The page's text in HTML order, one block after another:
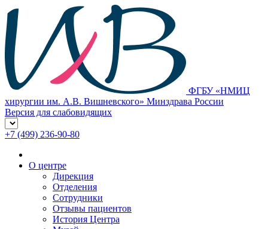
ФГБУ «НМИЦ
хирургии им. А.В. Вишневского» Минздрава России
Версия для слабовидящих
+7 (499) 236-90-80
О центре
Дирекция
Отделения
Сотрудники
Отзывы пациентов
История Центра